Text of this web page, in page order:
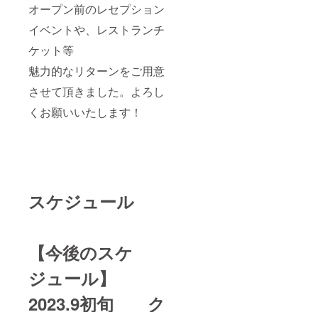
オープン前のレセプション
イベントや、レストランチ
ケット等
魅力的なリターンをご用意
させて頂きました。よろし
くお願いいたします！
スケジュール
【今後のスケ
ジュール】
2023.9初旬 ク